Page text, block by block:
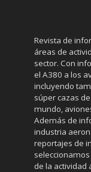
Revista de
áreas de
sector. Con
el A380 a los
incluyendo
súper cazas
mundo,
Además de
industria
reportajes de
de la actividad